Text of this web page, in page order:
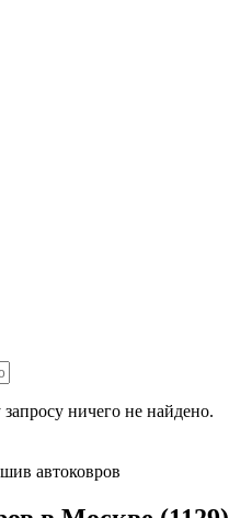
ничего не найдено.
автоковров